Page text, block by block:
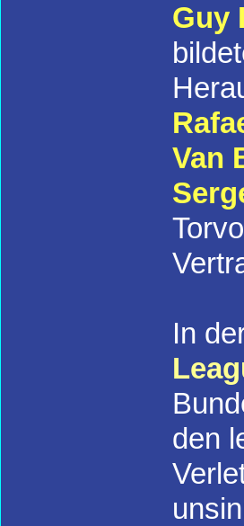
Guy
Van
In
den